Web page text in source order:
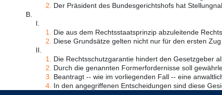
2.
Der Präsident des Bundesgerichtshofs hat
B.
I.
1.
Die aus dem Rechtsstaatsprinzip abzuleitende
2.
Diese Grundsätze gelten nicht nur für den ersten
II.
1.
Die Rechtsschutzgarantie hindert den Gesetzgeber
2.
Durch die genannten Formerfordernisse soll
3.
Beantragt -- wie im vorliegenden Fall -- eine
4. In den angegriffenen Entscheidungen sind diese